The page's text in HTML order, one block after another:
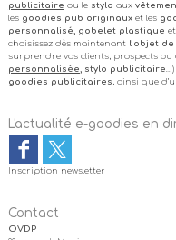
publicitaire ou le stylo aux
les goodies pub originauxet les
personnalisé, gobelet plastique
choisissez dès maintenant l’objet
surprendre vos clients, prospects ou
personnalisée, stylo publicitaire
goodies publicitaires , ainsi que
L'actualité e-goodies en
Inscription newsletter
Contact
OVDP